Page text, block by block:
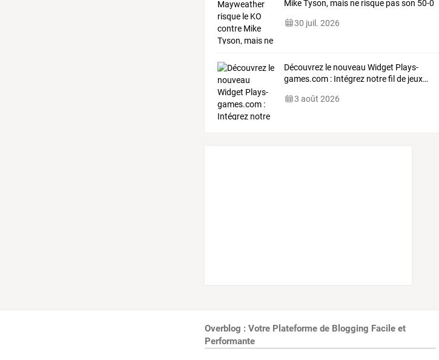
Mike Tyson, mais ne risque pas son 50-0
30 juil. 2026
Découvrezlenouveau Widget Plays-
games.com:Intégreznotrefil dejeux…
3 août 2026
Overblog : Votre Plateforme de Blogging Facile et
Performante